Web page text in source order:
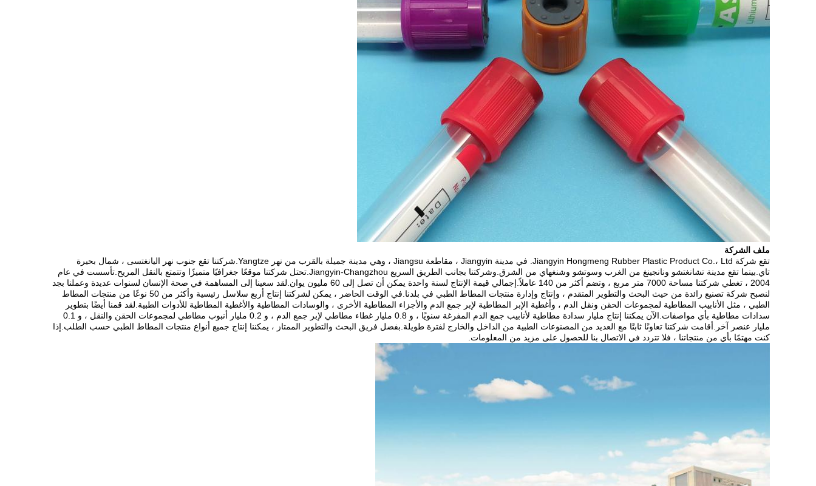
ملف الشركة
تقع شركة Jiangyin Hongmeng Rubber Plastic Product Co.، Ltd. في مدينة Jiangyin ، مقاطعة Jiangsu ، وهي مدينة جميلة بالقرب من نهر Yangtze.شركتنا تقع جنوب نهر اليانغتسى ، شمال بحيرة
تاي.بينما تقع مدينة تشانغتشو ونانجينغ من الغرب وسوتشو وشنغهاي من الشرق.وشركتنا بجانب الطريق السريع Jiangyin-Changzhou.تحتل شركتنا موقعًا جغرافيًا متميزًا وتتمتع بالنقل المريح.تأسست في عام
2004 ، تغطي شركتنا مساحة 7000 متر مربع ، وتضم أكثر من 140 عاملاً.إجمالي قيمة الإنتاج لسنة واحدة يمكن أن تصل إلى 60 مليون يوان.لقد سعينا إلى المساهمة في صحة الإنسان لسنوات عديدة وعملنا بجد
لنصبح شركة تصنيع رائدة من حيث البحث والتطوير المتقدم ، وإنتاج وإدارة منتجات المطاط الطبي في بلدنا.في الوقت الحاضر ، يمكن لشركتنا إنتاج أربع سلاسل رئيسية وأكثر من 50 نوعًا من منتجات المطاط
الطبي ، مثل الأنابيب المطاطية لمجموعات الحقن ونقل الدم ، وأغطية الإبر المطاطية لإبر جمع الدم والأجزاء المطاطية الأخرى ، والوسادات المطاطية والأغطية المطاطية للأدوات الطبية.لقد قمنا أيضًا بتطوير
سدادات مطاطية بأي مواصفات.الآن يمكننا إنتاج مليار سدادة مطاطية لأنابيب جمع الدم المفرغة سنويًا ، و 0.8 مليار غطاء مطاطي لإبر جمع الدم ، و 0.2 مليار أنبوب مطاطي لمجموعات الحقن والنقل ، و 0.1
مليار عنصر آخر.أقامت شركتنا تعاونًا ثابتًا مع العديد من المصنوعات الطبية من الداخل والخارج لفترة طويلة.بفضل فريق البحث والتطوير الممتاز ، يمكننا إنتاج جميع أنواع منتجات المطاط الطبي حسب الطلب.إذا
كنت مهتمًا بأي من منتجاتنا ، فلا تتردد في الاتصال بنا للحصول على مزيد من المعلومات.